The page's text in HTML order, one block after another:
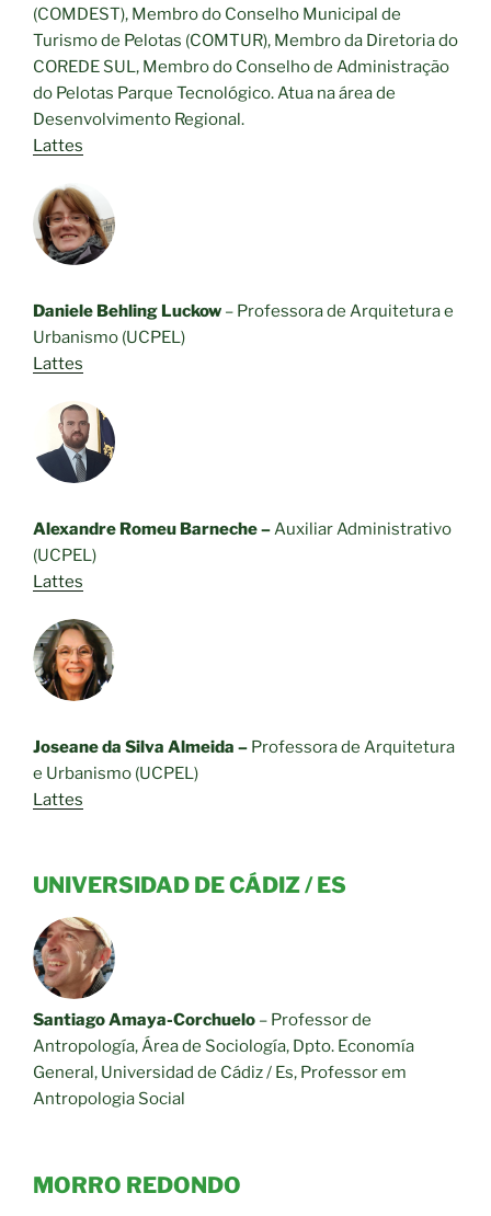
(COMDEST), Membro do Conselho Municipal de
Turismo de Pelotas (COMTUR), Membro da Diretoria do
COREDE SUL, Membro do Conselho de Administração
do Pelotas Parque Tecnológico. Atua na área de
Desenvolvimento Regional.
Lattes
Daniele Behling Luckow – Professora de Arquitetura e
Urbanismo (UCPEL)
Lattes
Alexandre Romeu Barneche –Auxiliar Administrativo
(UCPEL)
Lattes
Joseane da Silva Almeida – Professora de Arquitetura
e Urbanismo (UCPEL)
Lattes
UNIVERSIDAD DE CÁDIZ / ES
Santiago Amaya-Corchuelo – Professor de
Antropología, Área de Sociología, Dpto. Economía
General, Universidad de Cádiz / Es, Professor em
Antropologia Social
MORRO REDONDO